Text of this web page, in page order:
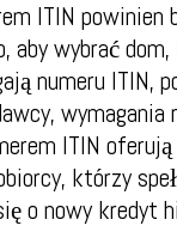
ITIN
aby wybrać
numeru ITIN,
ITIN
którzy
o nowy kredyt